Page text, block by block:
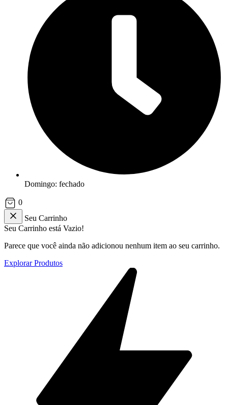
Domingo: fechado
0
Seu Carrinho
Seu Carrinho está Vazio!
Parece que você ainda não adicionou nenhum item ao seu carrinho.
Explorar Produtos